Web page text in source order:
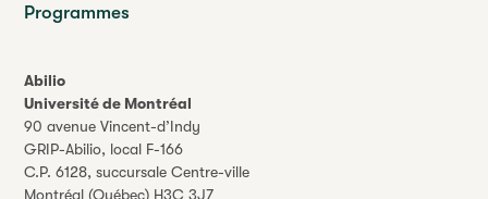
Abilio
Université de Montréal
90 avenue Vincent-d’Indy
GRIP-Abilio, local F-166
C.P. 6128, succursale Centre-ville
Montréal (Québec) H3C 3J7
Programmes